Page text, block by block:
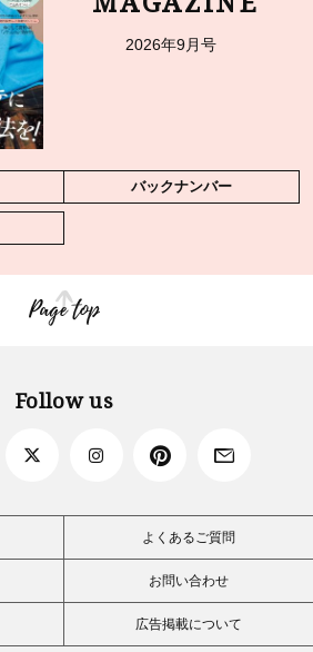
2026年9月号
バックナンバー
Page top
Follow us
よくあるご質問
お問い合わせ
広告掲載について